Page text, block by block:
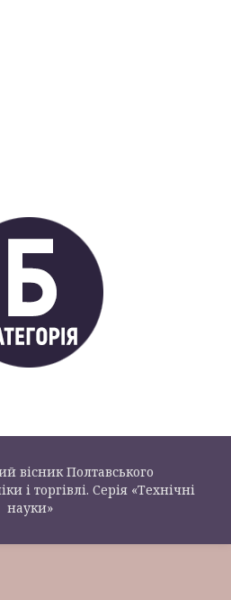
вісник Полтавського
і торгівлі. Серія «Технічні
науки»